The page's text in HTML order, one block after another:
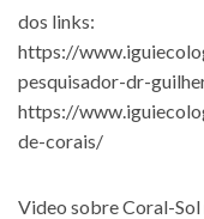
dos links:
https://
pesquisador-dr-
https://
de-corais/
Video sobre Coral-